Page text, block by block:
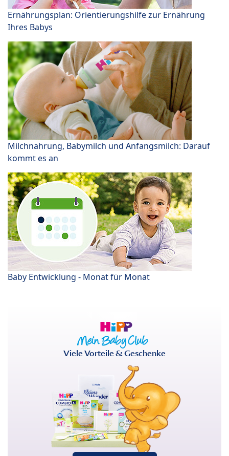
Ernährungsplan: Orientierungshilfe zur Ernährung
Ihres Babys
Milchnahrung, Babymilch und Anfangsmilch: Darauf
kommt es an
Baby Entwicklung - Monat für Monat
Viele Vorteile & Geschenke